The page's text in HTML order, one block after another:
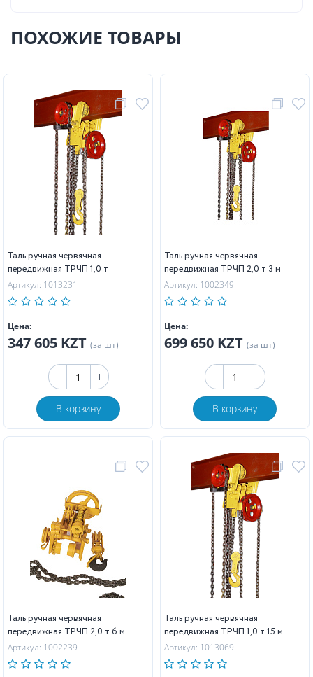
ПОХОЖИЕ ТОВАРЫ
Таль ручная червячная
передвижная ТРЧП 1,0 т
Артикул: 1013231
Цена:
347 605 KZT (за шт)
В корзину
Таль ручная червячная
передвижная ТРЧП 2,0 т 3 м
Артикул: 1002349
Цена:
699 650 KZT (за шт)
В корзину
Таль ручная червячная
передвижная ТРЧП 2,0 т 6 м
Артикул: 1002239
Таль ручная червячная
передвижная ТРЧП 1,0 т 15 м
Артикул: 1013069